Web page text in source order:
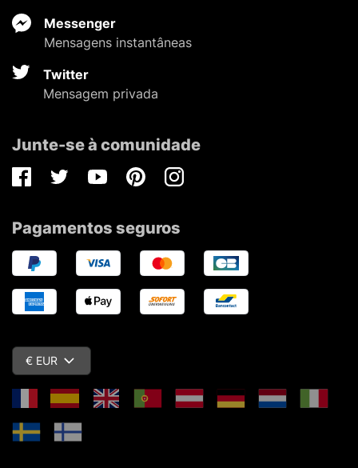
Messenger
Mensagens instantâneas
Twitter
Mensagem privada
Junte-se à comunidade
FacebookTwitterYoutubePinterestInstagram
Pagamentos seguros
€ EUR